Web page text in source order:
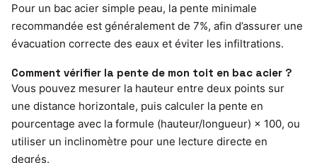
Pour un bac acier simple peau, la pente minimale
recommandée est généralement de 7%, afin d’assurer une
évacuation correcte des eaux et éviter les infiltrations.
Comment vérifier la pente de mon toit en bac acier ?
Vous pouvez mesurer la hauteur entre deux points sur
une distance horizontale, puis calculer la pente en
pourcentage avec la formule (hauteur/longueur) × 100, ou
utiliser un inclinomètre pour une lecture directe en
degrés.